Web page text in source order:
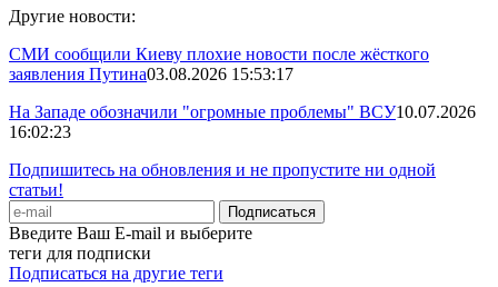
Другие новости:
СМИ сообщили Киеву плохие новости после жёсткого
заявления Путина03.08.2026 15:53:17
На Западе обозначили "огромные проблемы" ВСУ10.07.2026
16:02:23
Подпишитесь на обновления и не пропустите ни одной
статьи!
Введите Ваш E-mail и выберите
теги для подписки
Подписаться на другие теги